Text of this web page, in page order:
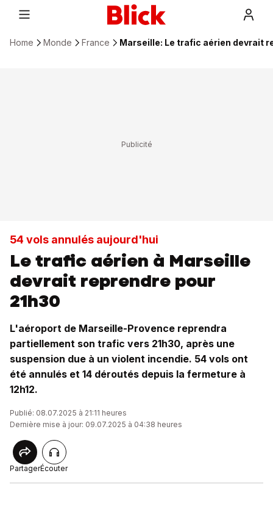
Home Monde France Marseille: Le trafic aérien devrait
54 vols annulés aujourd'hui
Le trafic aérien à Marseille
devrait reprendre pour
21h30
L'aéroport de Marseille-Provence reprendra
partiellement son trafic vers 21h30, après une
suspension due à un violent incendie. 54 vols ont
été annulés et 14 déroutés depuis la fermeture à
12h12.
Publié: 08.07.2025 à 21:11 heures
Dernière mise à jour: 09.07.2025 à 04:38 heures
PartagerÉcouter